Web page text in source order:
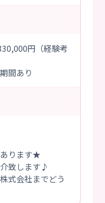
円（経験考
り
ります★
致します♪
式会社までどう